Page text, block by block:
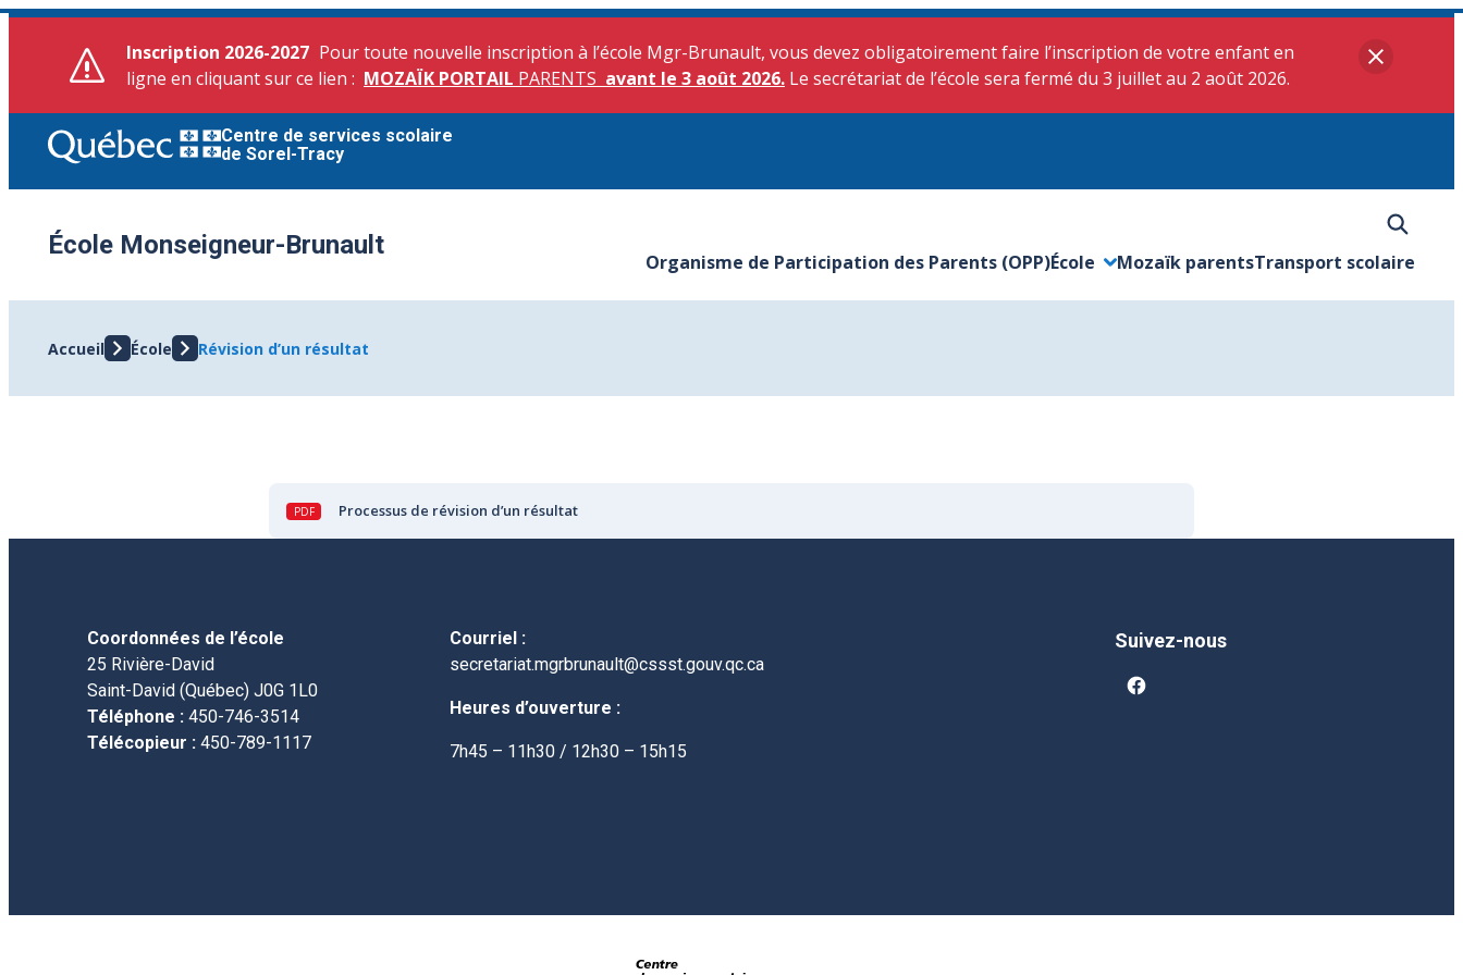
Aller
contenu
Inscription 2026-2027 Pour toute nouvelle inscription à l’école Mgr-Brunault, vous devez obligatoirement faire l’inscription de votre enfant en
ligne en cliquant sur ce lien : MOZAÏK PORTAIL PARENTS avant le 3 août 2026. Le secrétariat de l’école sera fermé du 3 juillet au 2 août 2026. Fermer
Centre de services scolaire
de Sorel-Tracy
École Monseigneur-Brunault
Organisme de Participation des Parents (OPP)École
Ouvrir/Fermer le sous-menu
Mozaïk parentsTransport scolaire
Accueil École Révision d’un résultat
Processus de révision d’un résultat
Coordonnées de l’école
25 Rivière-David
Saint-David (Québec) J0G 1L0
Téléphone : 450-746-3514
Télécopieur : 450-789-1117
Courriel :
secretariat.mgrbrunault@cssst.gouv.qc.ca
Heures d’ouverture :
7h45 – 11h30 / 12h30 – 15h15
Suivez-nous
facebook